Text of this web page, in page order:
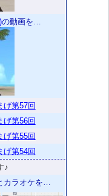
の動画を…
げ第57回
げ第56回
げ第55回
げ第54回
♪
カラオケを…